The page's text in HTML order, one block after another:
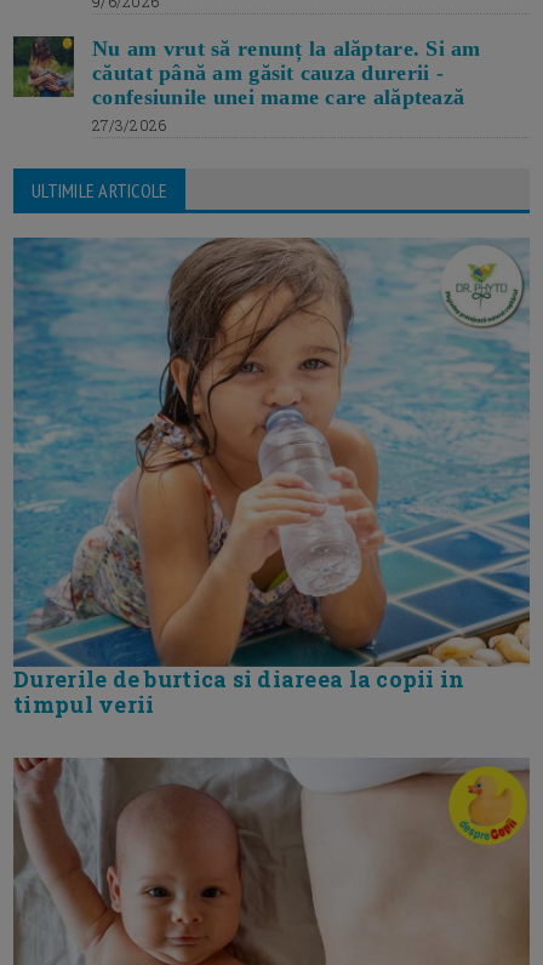
Nu am vrut să renunț la alăptare. Si am
căutat până am găsit cauza durerii -
confesiunile unei mame care alăptează
27/3/2026
ULTIMILE ARTICOLE
Durerile de burtica si diareea la copii in
timpul verii